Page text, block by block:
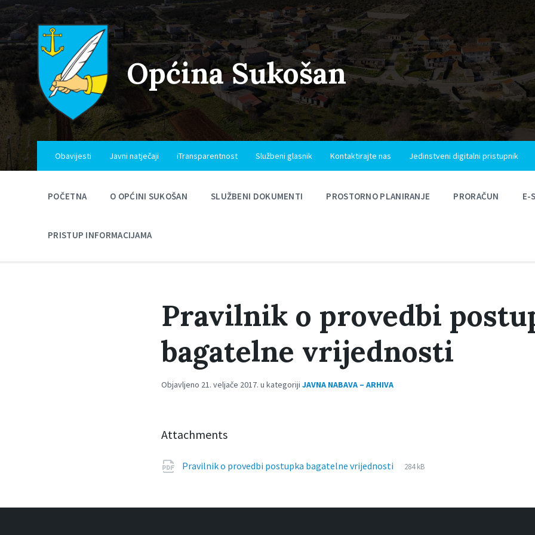
Skip
content
Skip
main
navigation
Skip
footer
Općina Sukošan
Obavijesti Javni natječaji iTransparentnost Službeni glasnik Kontaktirajte nas Jedinstveni digitalni pristupnik
POČETNA O OPĆINI SUKOŠAN SLUŽBENI DOKUMENTI PROSTORNO PLANIRANJE PRORAČUN E-
PRISTUP INFORMACIJAMA
Pravilnik o provedbi
bagatelne vrijednosti
Objavljeno 21. veljače 2017. u kategorijiJAVNA NABAVA – ARHIVA
Attachments
Pravilnik o provedbi postupka bagatelne vrijednosti
File
pdf
File
284 kB